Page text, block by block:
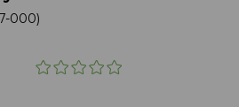
000)